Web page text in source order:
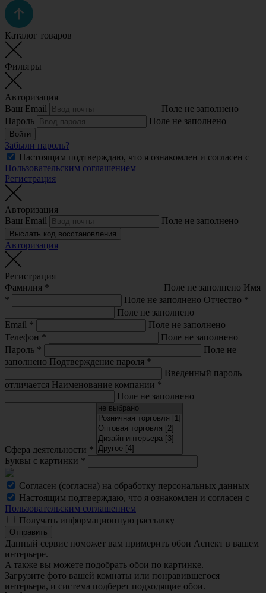
Каталог товаров
Фильтры
Авторизация
Ваш Email
Поле не заполнено
Пароль
Поле не заполнено
Войти
Забыли пароль?
Настоящим подтверждаю, что я ознакомлен и согласен с
Пользовательским соглашением
Регистрация
Авторизация
Ваш Email
Поле не заполнено
Выслать код восстановления
Авторизация
Регистрация
Фамилия * Поле не заполнено Имя
*
Поле не заполнено Отчество *
Поле не заполнено
Email *
Поле не заполнено
Телефон *
Поле не заполнено
Пароль *
Поле не
заполнено Подтверждение пароля *
Введенный пароль
отличается Наименование компании *
Поле не заполнено
Сфера деятельности *
Буквы с картинки *
Согласен (согласна) на обработку персональных данных
Настоящим подтверждаю, что я ознакомлен и согласен с
Пользовательским соглашением
Получать информационную рассылку
Отправить
Данный сервис поможет вам примерить обои Аспект в вашем
интерьере.
A также вы можете подобрать обои по картинке.
Загрузите фото вашей комнаты или понравившегося
интерьера, и система подберет подходящие обои.